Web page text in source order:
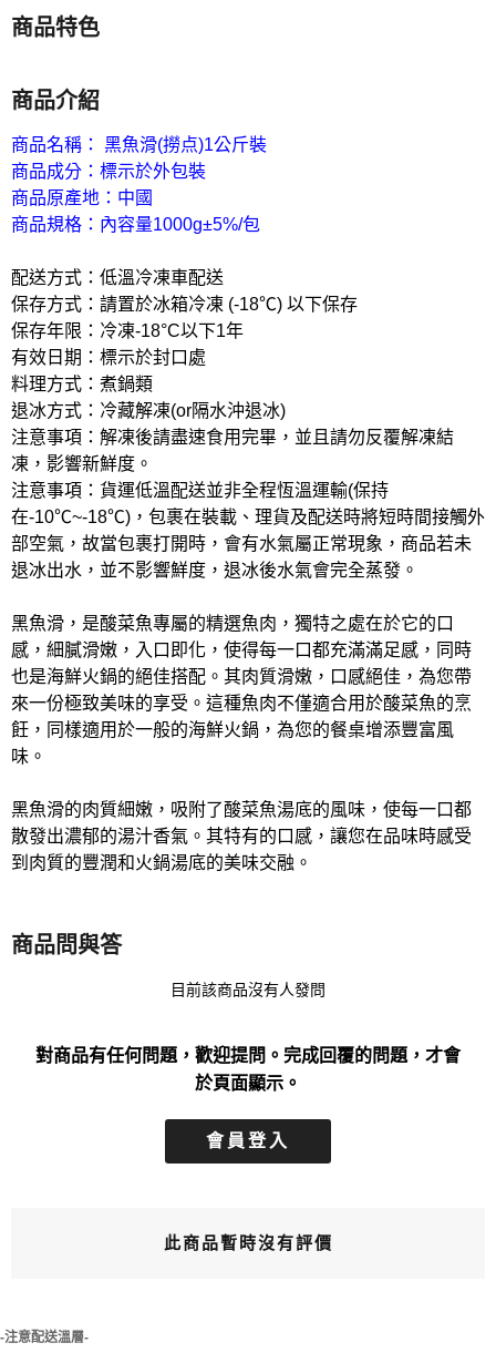
商品特色
商品介紹
商品名稱： 黑魚滑(撈点)1公斤裝
商品成分：標示於外包裝
商品原產地：中國
商品規格：內容量1000g±5%/包
配送方式：低溫冷凍車配送
保存方式：請置於冰箱冷凍 (-18℃) 以下保存
保存年限：冷凍-18°C以下1年
有效日期：標示於封口處
料理方式：煮鍋類
退冰方式：冷藏解凍(or隔水沖退冰)
注意事項：解凍後請盡速食用完畢，並且請勿反覆解凍結
凍，影響新鮮度。
注意事項：貨運低溫配送並非全程恆溫運輸(保持
在-10℃~-18℃)，包裹在裝載、理貨及配送時將短時間接觸外
部空氣，故當包裹打開時，會有水氣屬正常現象，商品若未
退冰出水，並不影響鮮度，退冰後水氣會完全蒸發。
黑魚滑，是酸菜魚專屬的精選魚肉，獨特之處在於它的口
感，細膩滑嫩，入口即化，使得每一口都充滿滿足感，同時
也是海鮮火鍋的絕佳搭配。其肉質滑嫩，口感絕佳，為您帶
來一份極致美味的享受。這種魚肉不僅適合用於酸菜魚的烹
飪，同樣適用於一般的海鮮火鍋，為您的餐桌增添豐富風
味。
黑魚滑的肉質細嫩，吸附了酸菜魚湯底的風味，使每一口都
散發出濃郁的湯汁香氣。其特有的口感，讓您在品味時感受
到肉質的豐潤和火鍋湯底的美味交融。
商品問與答
目前該商品沒有人發問
對商品有任何問題，歡迎提問。完成回覆的問題，才會
於頁面顯示。
會員登入
此商品暫時沒有評價
-注意配送溫層-